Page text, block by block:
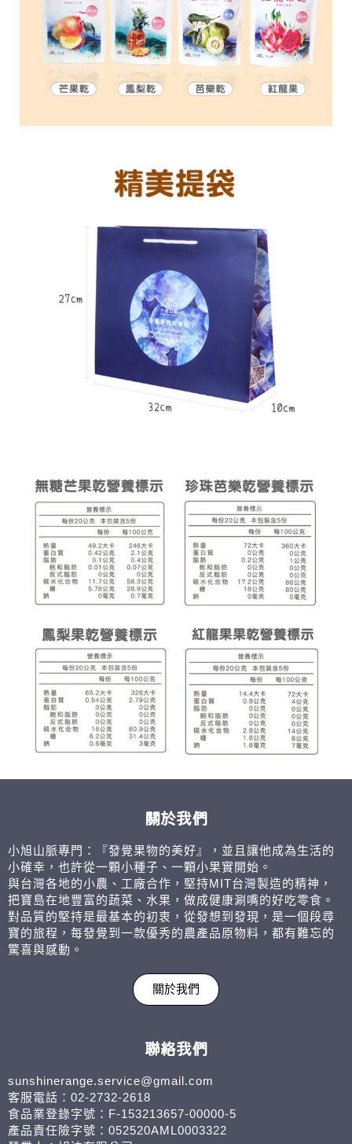
關於我們
小旭山脈專門：『發覺果物的美好』，並且讓他成為生活的
小確幸，也許從一顆小種子、一顆小果實開始。
與台灣各地的小農、工廠合作，堅持MIT台灣製造的精神，
把寶島在地豐富的蔬菜、水果，做成健康涮嘴的好吃零食。
對品質的堅持是最基本的初衷，從發想到發現，是一個段尋
寶的旅程，每發覺到一款優秀的農產品原物料，都有難忘的
驚喜與感動。
關於我們
聯絡我們
sunshinerange.service@gmail.com
客服電話：02-2732-2618
食品業登錄字號：F-153213657-00000-5
產品責任險字號：052520AML0003322